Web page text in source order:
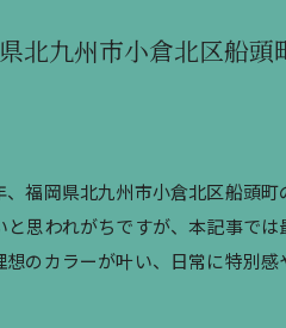
北九州市小倉北区船頭
福岡県北九州市小倉北区船頭
思われがちですが、本記事で
のカラーが叶い、日常に特別